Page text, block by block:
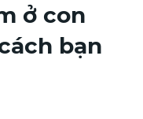
ở con
bạn